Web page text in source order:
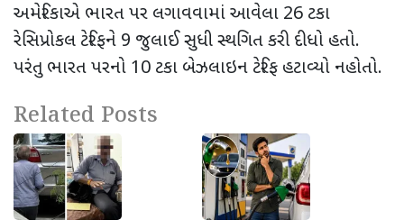
અમેરિકાએ ભારત પર લગાવવામાં આવેલા 26 ટકા
રેસિપ્રોકલ ટેરિફને 9 જુલાઈ સુધી સ્થગિત કરી દીધો હતો.
પરંતુ ભારત પરનો 10 ટકા બેઝલાઇન ટેરિફ હટાવ્યો નહોતો.
Related Posts